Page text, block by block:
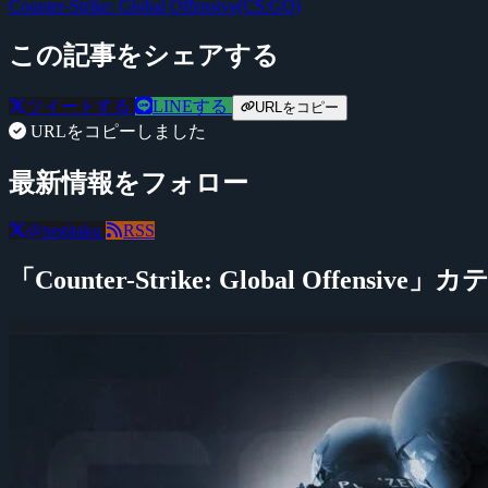
Counter-Strike: Global Offensive(CS:GO)
この記事をシェアする
ツイートする LINEする URLをコピー
URLをコピーしました
最新情報をフォロー
@negitaku RSS
「Counter-Strike: Global Offensive」カ